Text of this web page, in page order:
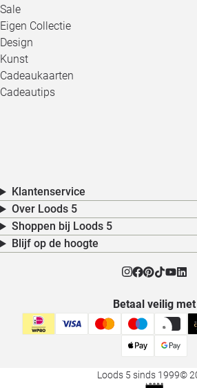
Sale
Eigen Collectie
Design
Kunst
Cadeaukaarten
Cadeautips
Klantenservice
Over Loods 5
Shoppen bij Loods 5
Blijf op de hoogte
Betaal veilig met
Loods 5 sinds 1999©